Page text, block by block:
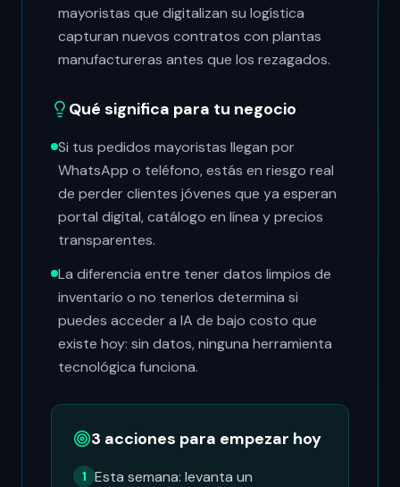
mayoristas que digitalizan su logística
capturan nuevos contratos con plantas
manufactureras antes que los rezagados.
Qué significa para tu negocio
Si tus pedidos mayoristas llegan por
WhatsApp o teléfono, estás en riesgo real
de perder clientes jóvenes que ya esperan
portal digital, catálogo en línea y precios
transparentes.
La diferencia entre tener datos limpios de
inventario o no tenerlos determina si
puedes acceder a IA de bajo costo que
existe hoy: sin datos, ninguna herramienta
tecnológica funciona.
3 acciones para empezar hoy
1 Esta semana: levanta un